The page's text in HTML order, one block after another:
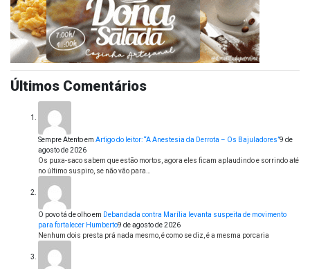
Últimos Comentários
Sempre Atentoem Artigo do leitor: “A Anestesia da Derrota – Os Bajuladores”9 de
agosto de 2026
Os puxa-saco sabem que estão mortos, agora eles ficam aplaudindo e sorrindo até
no último suspiro, se não vão para…
O povo tá de olhoem Debandada contra Marília levanta suspeita de movimento
para fortalecer Humberto9 de agosto de 2026
Nenhum dois presta prá nada mesmo, é como se diz, é a mesma porcaria